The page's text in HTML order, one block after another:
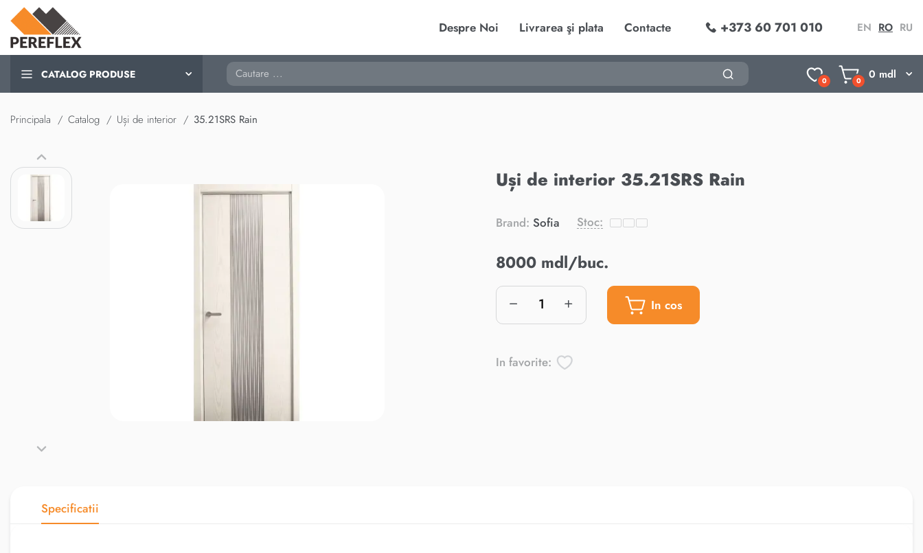
Despre Noi Livrarea şi plata Contacte +373 60 701 010 EN RO RU
CATALOG PRODUSE Cautare
0 0 0 mdl
Principala Catalog Uși de interior 35.21SRS Rain
Uși de interior 35.21SRS Rain
Brand: Sofia Stoc:
8000 mdl/buc.
In cos
In favorite:
Specificatii